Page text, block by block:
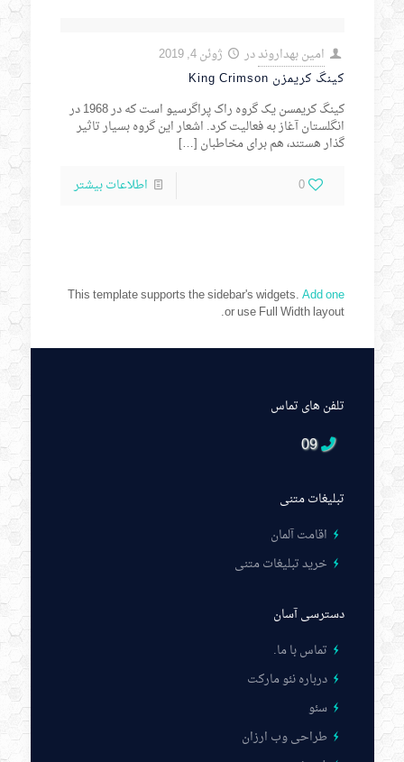
امین بهدارونددر
ژوئن 4, 2019
کینگ کریمزن King Crimson
کینگ کریمسن یک گروه راک پراگرسیو است که در 1968 در
انگلستان آغاز به فعالیت کرد. اشعار این گروه بسیار تاثیر
گذار هستند، هم برای مخاطبان […]
0
اطلاعات بیشتر
This template supports the sidebar's widgets.Add one
or use Full Width layout.
تلفن های تماس
09
تبلیغات متنی
اقامت آلمان
خرید تبلیغات متنی
دسترسی آسان
تماس با ما.
درباره نئو مارکت
سئو
طراحی وب ارزان